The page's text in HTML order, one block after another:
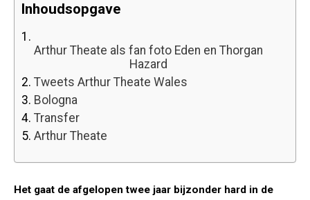
Inhoudsopgave
1.
Arthur Theate als fan foto Eden en Thorgan
Hazard
2. Tweets Arthur Theate Wales
3. Bologna
4. Transfer
5. Arthur Theate
Het gaat de afgelopen twee jaar bijzonder hard in de